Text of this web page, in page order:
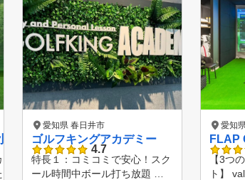
店
トリーみずなみコー
ける、平日無料プレ
愛知県 春日井市
ゴルフキングアカデミー
4.7
特長１：コミコミで安心！スク
ール時間中ボール打ち放題 特
愛知
FLAP
【3つ
ト】